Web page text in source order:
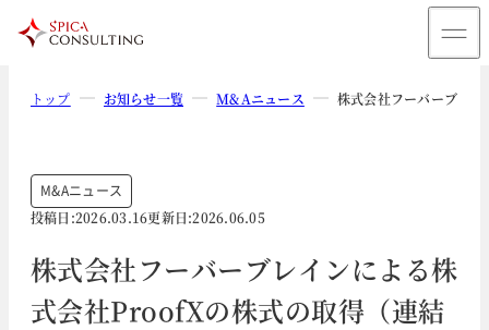
トップ お知らせ一覧 M&Aニュース 株式会社フーバーブレ
M&Aニュース
投稿日:2026.03.16更新日:2026.06.05
株式会社フーバーブレインによる株
式会社ProofXの株式の取得（連結